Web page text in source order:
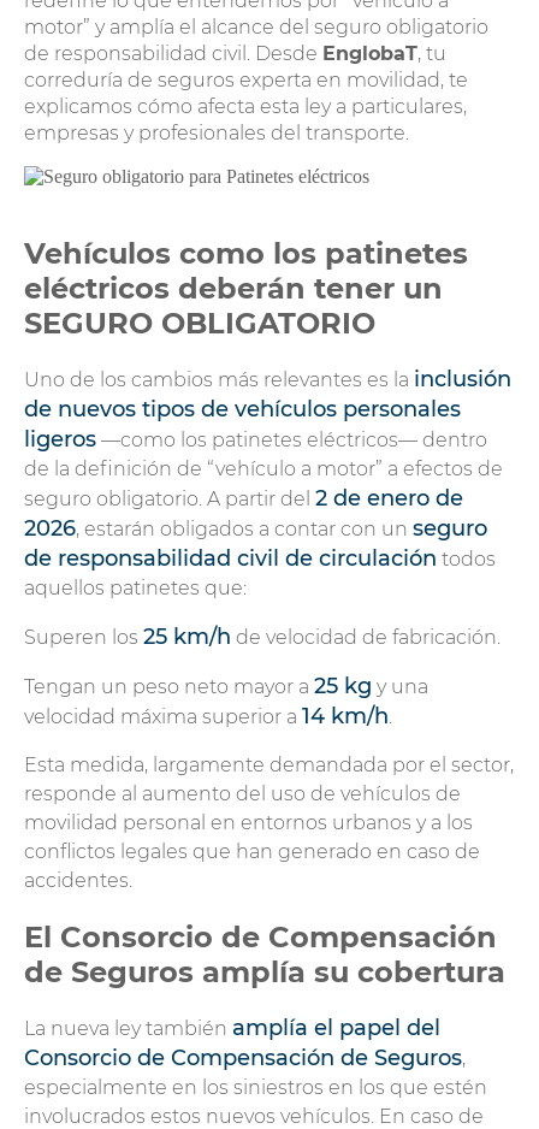
motor” y amplía el alcance del seguro obligatorio
de responsabilidad civil. Desde EnglobaT, tu
correduría de seguros experta en movilidad, te
explicamos cómo afecta esta ley a particulares,
empresas y profesionales del transporte.
Vehículos como los patinetes
eléctricos deberán tener un
SEGURO OBLIGATORIO
Uno de los cambios más relevantes es la inclusión
de nuevos tipos de vehículos personales
ligeros —como los patinetes eléctricos— dentro
de la definición de “vehículo a motor” a efectos de
seguro obligatorio. A partir del 2 de enero de
2026, estarán obligados a contar con un seguro
de responsabilidad civil de circulación todos
aquellos patinetes que:
Superen los 25 km/h de velocidad de fabricación.
Tengan un peso neto mayor a 25 kg y una
velocidad máxima superior a 14 km/h
Esta medida, largamente demandada por el sector,
responde al aumento del uso de vehículos de
movilidad personal en entornos urbanos y a los
conflictos legales que han generado en caso de
accidentes.
El Consorcio de Compensación
de Seguros amplía su cobertura
La nueva ley también amplía el papel del
Consorcio de Compensación de Seguros,
especialmente en los siniestros en los que estén
involucrados estos nuevos vehículos. En caso de